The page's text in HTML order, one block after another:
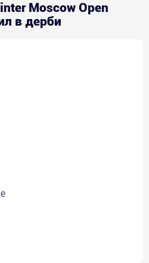
Moscow Open
в дерби